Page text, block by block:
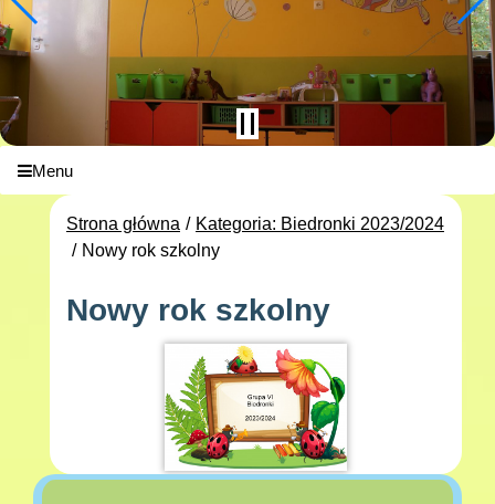
Menu
Strona główna
Kategoria: Biedronki 2023/2024
Nowy rok szkolny
Nowy rok szkolny